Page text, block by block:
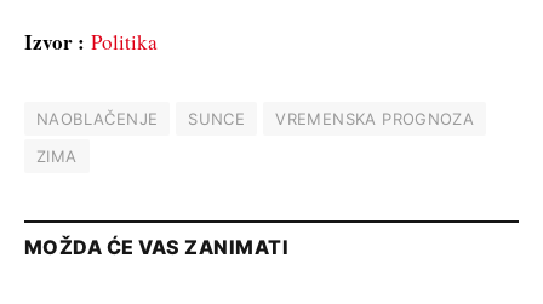
Izvor : Politika
NAOBLAČENJE SUNCE
VREMENSKA PROGNOZA
ZIMA
MOŽDA ĆE VAS ZANIMATI